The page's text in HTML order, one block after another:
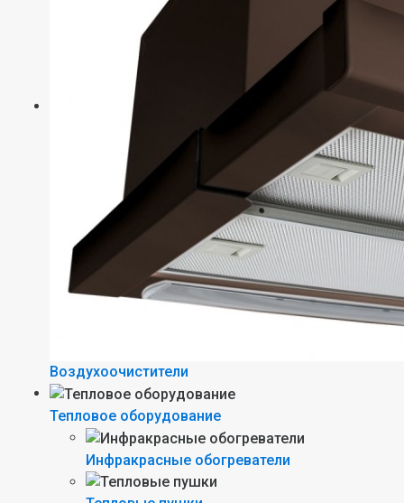
Воздухоочистители
Тепловое оборудование
Инфракрасные обогреватели